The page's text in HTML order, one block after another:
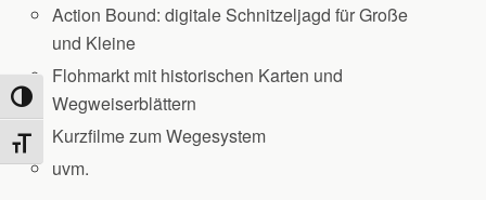
Umschalten auf hohe Kontraste
Schrift vergrößern
Action Bound: digitale Schnitzeljagd für Große
und Kleine
Flohmarkt mit historischen Karten und
Wegweiserblättern
Kurzfilme zum Wegesystem
uvm.